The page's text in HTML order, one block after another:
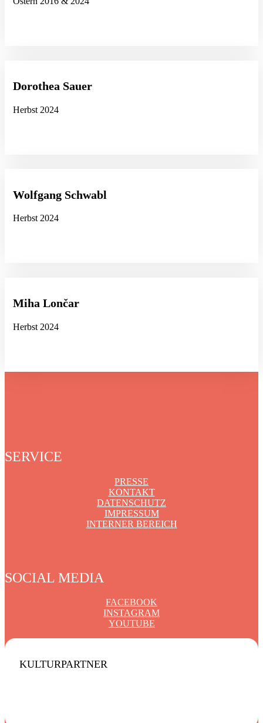
Dorothea Sauer
Herbst 2024
Wolfgang Schwabl
Herbst 2024
Miha Lončar
Herbst 2024
SERVICE
PRESSE
KONTAKT
DATENSCHUTZ
IMPRESSUM
INTERNER BEREICH
SOCIAL MEDIA
FACEBOOK
INSTAGRAM
YOUTUBE
KULTURPARTNER